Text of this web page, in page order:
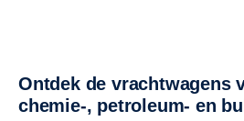
Ontdek de vrachtwagens van Scania voor
chemie-, petroleum- en